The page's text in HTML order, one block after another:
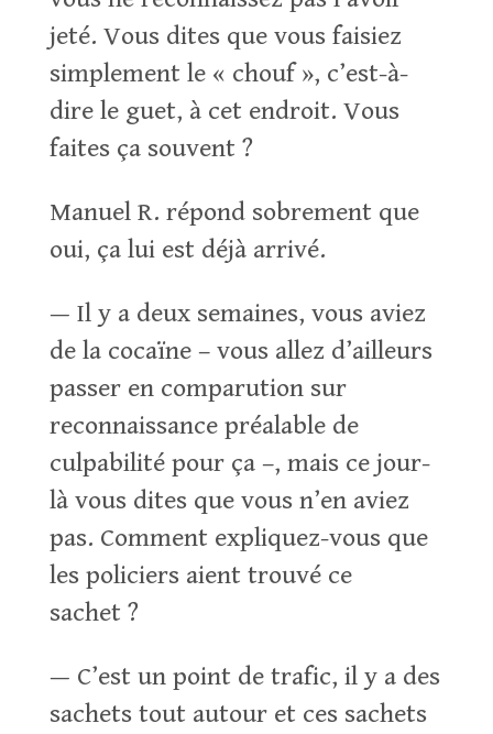
jeté. Vous dites que vous faisiez
simplement le « chouf », c’est-à-
dire le guet, à cet endroit. Vous
faites ça souvent ?
Manuel R. répond sobrement que
oui, ça lui est déjà arrivé.
— Il y a deux semaines, vous aviez
de la cocaïne – vous allez d’ailleurs
passer en comparution sur
reconnaissance préalable de
culpabilité pour ça –, mais ce jour-
là vous dites que vous n’en aviez
pas. Comment expliquez-vous que
les policiers aient trouvé ce
sachet ?
— C’est un point de trafic, il y a des
sachets tout autour et ces sachets